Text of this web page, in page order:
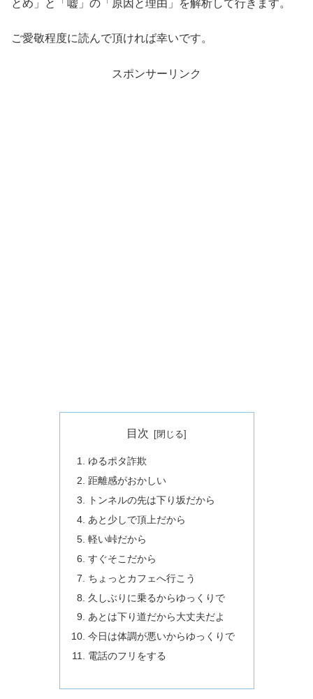
とめ」と「嘘」の「原因と理由」を解析して行きます。
ご愛敬程度に読んで頂ければ幸いです。
スポンサーリンク
目次
ゆるポタ詐欺
距離感がおかしい
トンネルの先は下り坂だから
あと少しで頂上だから
軽い峠だから
すぐそこだから
ちょっとカフェへ行こう
久しぶりに乗るからゆっくりで
あとは下り道だから大丈夫だよ
今日は体調が悪いからゆっくりで
電話のフリをする